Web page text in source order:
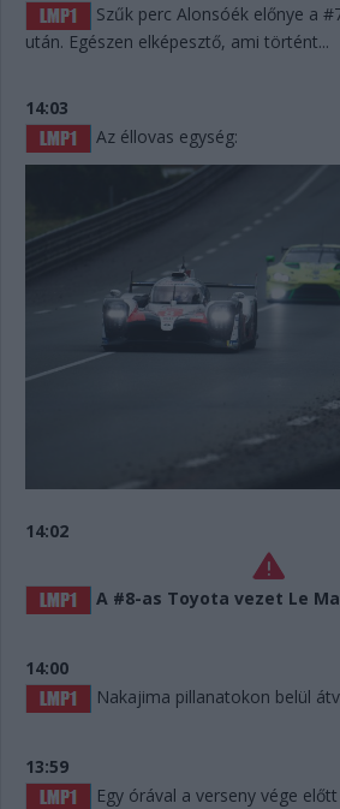
Szűk perc Alonsóék előnye a
után. Egészen elképesztő, ami történt...
14:03
Az éllovas egység:
14:02
A #8-as Toyota vezet Le
14:00
Nakajima pillanatokon belül
13:59
Egy órával a verseny vége